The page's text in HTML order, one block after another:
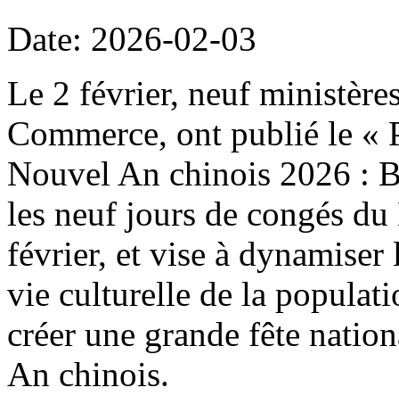
Date: 2026-02-03
Le 2 février, neuf
Commerce, ont publié le «
Nouvel An chinois 2026 :
les neuf jours de congés
février, et vise à dynamiser
vie culturelle de la
créer une grande fête
An chinois.